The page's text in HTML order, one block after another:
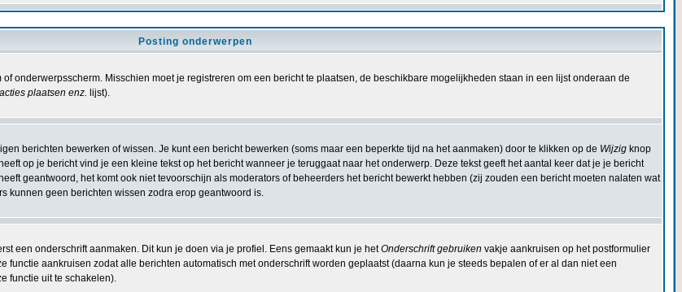
Posting onderwerpen
onderwerpsscherm. Misschien moet je registreren om een bericht te plaatsen, de beschikbare mogelijkheden staan in een lijst onderaan de
plaatsen enz. lijst).
berichten bewerken of wissen. Je kunt een bericht bewerken (soms maar een beperkte tijd na het aanmaken) door te klikken op de Wijzig knop
op je bericht vind je een kleine tekst op het bericht wanneer je teruggaat naar het onderwerp. Deze tekst geeft het aantal keer dat je je bericht
geantwoord, het komt ook niet tevoorschijn als moderators of beheerders het bericht bewerkt hebben (zij zouden een bericht moeten nalaten wat
kunnen geen berichten wissen zodra erop geantwoord is.
een onderschrift aanmaken. Dit kun je doen via je profiel. Eens gemaakt kun je hetOnderschrift gebruiken vakje aankruisen op het postformulier
functie aankruisen zodat alle berichten automatisch met onderschrift worden geplaatst (daarna kun je steeds bepalen of er al dan niet een
functie uit te schakelen).